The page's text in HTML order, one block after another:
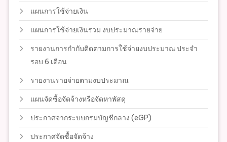
แผนการใช้จ่ายเงิน
แผนการใช้จ่ายเงินรวม งบประมาณรายจ่าย
รายงานการกำกับติดตามการใช้จ่ายงบประมาณ ประจำ
รอบ 6 เดือน
รายงานรายจ่ายตามงบประมาณ
แผนจัดซื้อจัดจ้างหรือจัดหาพัสดุ
ประกาศจากระบบกรมบัญชีกลาง (eGP)
ประกาศจัดซื้อจัดจ้าง